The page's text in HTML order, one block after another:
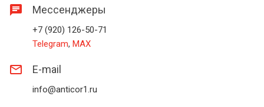
chat Мессенджеры
+7 (920) 126-50-71
Telegram, MAX
mail_outline E-mail
info@anticor1.ru